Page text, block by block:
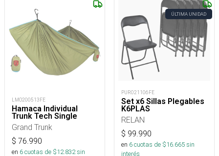
LMO200513FE
Hamaca Individual
Trunk Tech Single
Grand Trunk
$ 76.990
en 6cuotas de $12.832sin
ÚLTIMA UNIDAD
PUR021106FE
Set x6 Sillas Plegables
K6PLAS
RELAN
$ 99.990
en 6cuotas de $16.665sin
interés